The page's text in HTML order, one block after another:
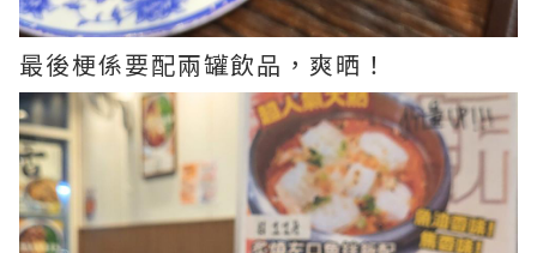
最後梗係要配兩罐飲品，爽晒！